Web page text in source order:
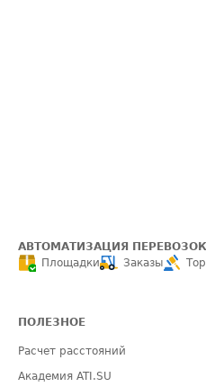
АВТОМАТИЗАЦИЯ ПЕРЕВОЗОК
Площадки
Заказы
ПОЛЕЗНОЕ
Расчет расстояний
Академия ATI.SU